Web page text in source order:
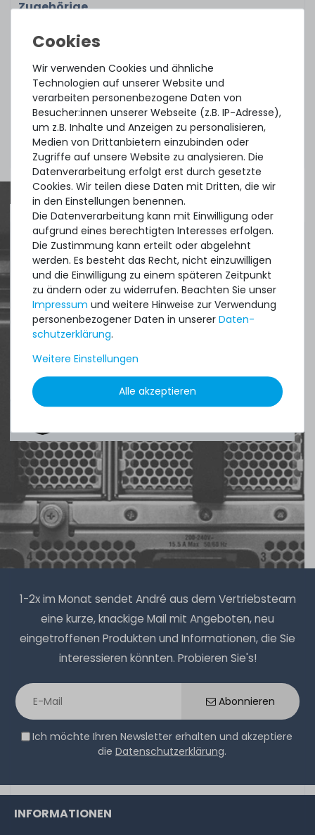
Zugehörige
Zustand:
gebraucht, sehr gut
Lieferumfang:
1x Disk
Quick shipment for heavy-weigth servers
an perfect state of the machines. Also
great paying options and Euro VAT
managing.
DAVID G.
ausTres Cantos
1-2x im Monat sendet André aus dem Vertriebsteam
eine kurze, knackige Mail mit Angeboten, neu
eingetroffenen Produkten und Informationen, die Sie
interessieren könnten. Probieren Sie's!
Abonnieren
Ich möchte Ihren Newsletter erhalten und akzeptiere
die Datenschutzerklärung.
Wir verwenden Cookies und ähnliche
Technologien auf unserer Website und
verarbeiten personenbezogene Daten von
Besucher:innen unserer Webseite (z.B. IP-Adresse),
um z.B. Inhalte und Anzeigen zu personalisieren,
Medien von Drittanbietern einzubinden oder
Zugriffe auf unsere Website zu analysieren. Die
Datenverarbeitung erfolgt erst durch gesetzte
Cookies. Wir teilen diese Daten mit Dritten, die wir
in den Einstellungen benennen.
Die Datenverarbeitung kann mit Einwilligung oder
aufgrund eines berechtigten Interesses erfolgen.
Die Zustimmung kann erteilt oder abgelehnt
werden. Es besteht das Recht, nicht einzuwilligen
und die Einwilligung zu einem späteren Zeitpunkt
zu ändern oder zu widerrufen. Beachten Sie unser
Impressum und weitere Hinweise zur Verwendung
personenbezogener Daten in unserer Daten­
schutz­erklärung.
Weitere Einstellungen
Alle akzeptieren
INFORMATIONEN